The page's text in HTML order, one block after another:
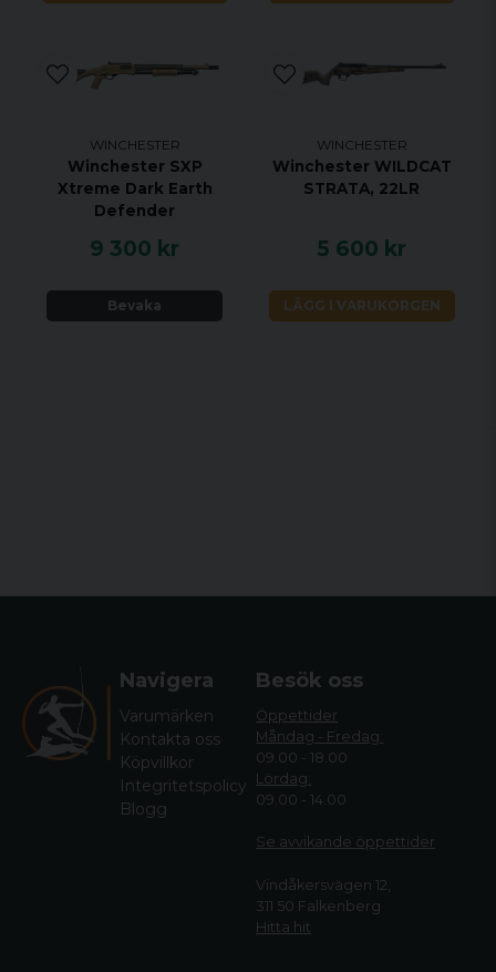
WINCHESTER
Winchester SXP
Xtreme Dark Earth
Defender
9 300 kr
Bevaka
WINCHESTER
Winchester WILDCAT
STRATA, 22LR
5 600 kr
LÄGG I VARUKORGEN
Navigera
Varumärken
Kontakta oss
Köpvillkor
Integritetspolicy
Blogg
Besök oss
Öppettider
Måndag - Fredag:
09.00 - 18.00
Lördag:
09.00 - 14.00
Se avvikande öppettider
Vindåkersvägen 12,
311 50 Falkenberg
Hitta hit